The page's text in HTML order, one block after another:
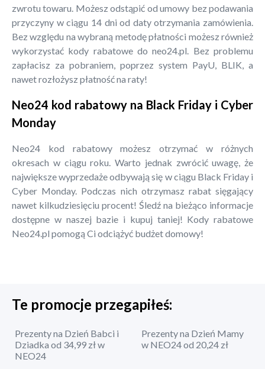
zwrotu towaru. Możesz odstąpić od umowy bez podawania
przyczyny w ciągu 14 dni od daty otrzymania zamówienia.
Bez względu na wybraną metodę płatności możesz również
wykorzystać kody rabatowe do neo24.pl. Bez problemu
zapłacisz za pobraniem, poprzez system PayU, BLIK, a
nawet rozłożysz płatność na raty!
Neo24 kod rabatowy na Black Friday i Cyber
Monday
Neo24 kod rabatowy możesz otrzymać w różnych
okresach w ciągu roku. Warto jednak zwrócić uwagę, że
największe wyprzedaże odbywają się w ciągu Black Friday i
Cyber Monday. Podczas nich otrzymasz rabat sięgający
nawet kilkudziesięciu procent! Śledź na bieżąco informacje
dostępne w naszej bazie i kupuj taniej! Kody rabatowe
Neo24.pl pomogą Ci odciążyć budżet domowy!
Te promocje przegapiłeś:
Prezenty na Dzień Babci i
Dziadka od 34,99 zł w
NEO24
Prezenty na Dzień Mamy
w NEO24 od 20,24 zł